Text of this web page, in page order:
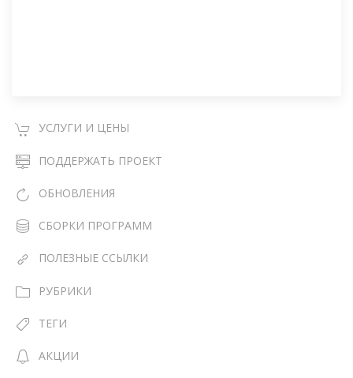
УСЛУГИ И ЦЕНЫ
ПОДДЕРЖАТЬ ПРОЕКТ
ОБНОВЛЕНИЯ
СБОРКИ ПРОГРАММ
ПОЛЕЗНЫЕ ССЫЛКИ
РУБРИКИ
ТЕГИ
АКЦИИ